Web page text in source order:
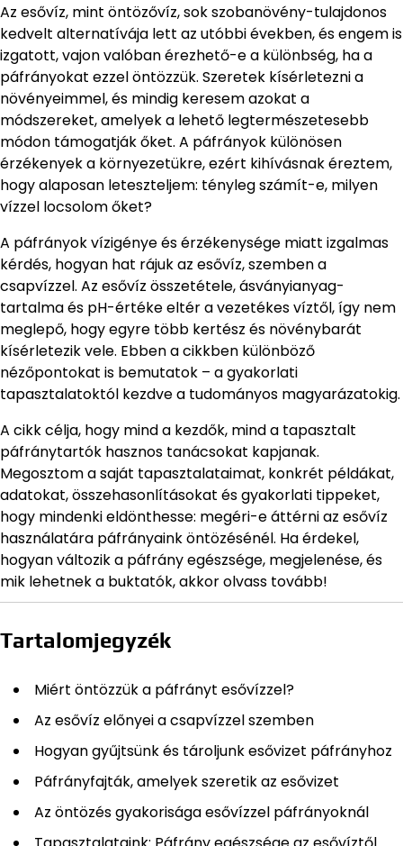
Az esővíz, mint öntözővíz, sok szobanövény-tulajdonos
kedvelt alternatívája lett az utóbbi években, és engem is
izgatott, vajon valóban érezhető-e a különbség, ha a
páfrányokat ezzel öntözzük. Szeretek kísérletezni a
növényeimmel, és mindig keresem azokat a
módszereket, amelyek a lehető legtermészetesebb
módon támogatják őket. A páfrányok különösen
érzékenyek a környezetükre, ezért kihívásnak éreztem,
hogy alaposan leteszteljem: tényleg számít-e, milyen
vízzel locsolom őket?
A páfrányok vízigénye és érzékenysége miatt izgalmas
kérdés, hogyan hat rájuk az esővíz, szemben a
csapvízzel. Az esővíz összetétele, ásványianyag-
tartalma és pH-értéke eltér a vezetékes víztől, így nem
meglepő, hogy egyre több kertész és növénybarát
kísérletezik vele. Ebben a cikkben különböző
nézőpontokat is bemutatok – a gyakorlati
tapasztalatoktól kezdve a tudományos magyarázatokig.
A cikk célja, hogy mind a kezdők, mind a tapasztalt
páfránytartók hasznos tanácsokat kapjanak.
Megosztom a saját tapasztalataimat, konkrét példákat,
adatokat, összehasonlításokat és gyakorlati tippeket,
hogy mindenki eldönthesse: megéri-e áttérni az esővíz
használatára páfrányaink öntözésénél. Ha érdekel,
hogyan változik a páfrány egészsége, megjelenése, és
mik lehetnek a buktatók, akkor olvass tovább!
Tartalomjegyzék
Miért öntözzük a páfrányt esővízzel?
Az esővíz előnyei a csapvízzel szemben
Hogyan gyűjtsünk és tároljunk esővizet páfrányhoz
Páfrányfajták, amelyek szeretik az esővizet
Az öntözés gyakorisága esővízzel páfrányoknál